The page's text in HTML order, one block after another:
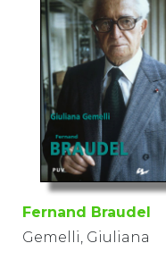
Fernand Braudel
Gemelli, Giuliana